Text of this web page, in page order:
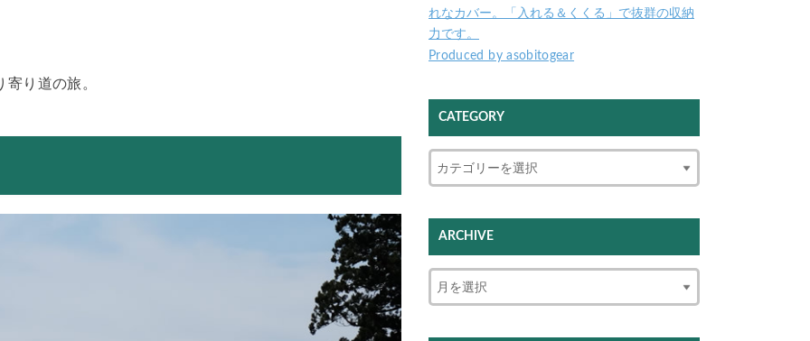
り道の旅。
れなカバー。「入れる＆くくる」で抜群の収納
力です。
Produced by asobitogear
CATEGORY
ARCHIVE